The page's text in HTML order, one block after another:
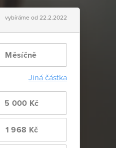
vybíráme od 22.2.2022
Měsíčně
Jiná částka
5 000 Kč
1 968 Kč